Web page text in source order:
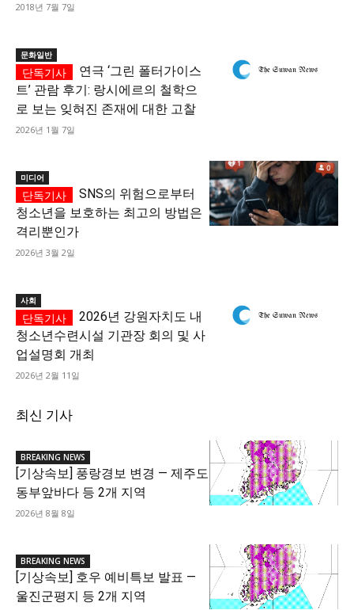
2018년 7월 7일
문화일반
연극 ‘그린 폴터가이스
트’ 관람 후기: 랑시에르의 철학으
로 보는 잊혀진 존재에 대한 고찰
2026년 1월 7일
미디어
SNS의 위험으로부터
청소년을 보호하는 최고의 방법은
격리뿐인가
2026년 3월 2일
사회
2026년 강원자치도 내
청소년수련시설 기관장 회의 및 사
업설명회 개최
2026년 2월 11일
최신 기사
BREAKING NEWS
[기상속보] 풍랑경보 변경 — 제주도
동부앞바다 등 2개 지역
2026년 8월 8일
BREAKING NEWS
[기상속보] 호우 예비특보 발표 —
울진군평지 등 2개 지역